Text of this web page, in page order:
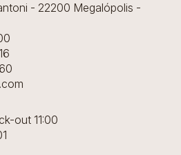
- 22200 Megalópolis -
out 11:00